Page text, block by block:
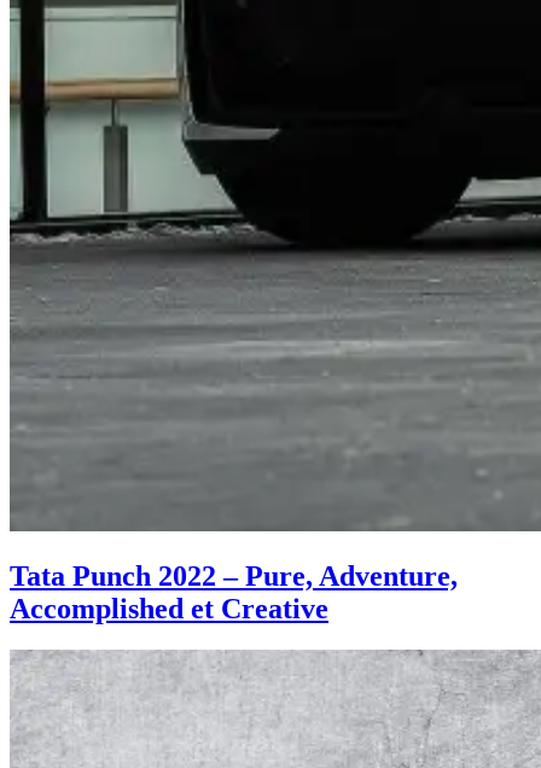
Tata Punch 2022 – Pure, Adventure,
Accomplished et Creative